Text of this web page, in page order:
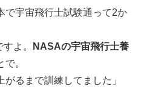
で宇宙飛行士試験通って2か
よ。
NASAの宇宙飛行士養
。
るまで訓練してました」